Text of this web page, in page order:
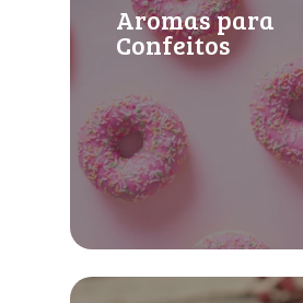
Aromas para
Confeitos